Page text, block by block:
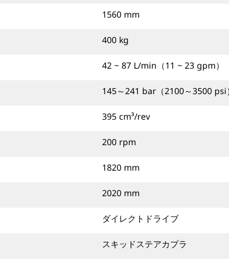
1560 mm
400 kg
42 ~ 87 L/min（11 ~ 23 gpm）
145～241 bar（2100～3500 psi
395 cm³/rev
200 rpm
1820 mm
2020 mm
ダイレクトドライブ
スキッドステアカプラ